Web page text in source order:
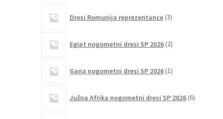
Dresi Romunija reprezentance 3izdelki
Egipt nogometni dresi SP 2026 2izdelka
Gana nogometni dresi SP 2026 1izdelek
Južna Afrika nogometni dresi SP 2026 6izdelkov